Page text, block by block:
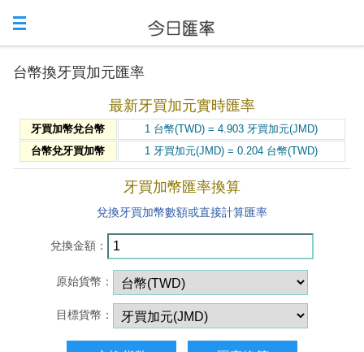
台幣換牙買加元匯率
最新牙買加元實時匯率
牙買加幣兌台幣
1 台幣(TWD) = 4.903 牙買加元(JMD)
台幣兌牙買加幣
1 牙買加元(JMD) = 0.204 台幣(TWD)
牙買加幣匯率換算
兌換牙買加幣數額或直接計算匯率
兌換金額：
原始貨幣：
目標貨幣：